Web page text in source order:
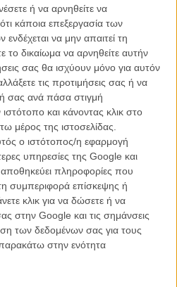
ή να αρνηθείτε να
κάποια επεξεργασία των
να μην απαιτεί τη
το δικαίωμα να αρνηθείτε αυτήν
σας θα ισχύουν μόνο για αυτόν
τις προτιμήσεις σας ή να
σας ανά πάσα στιγμή
και κάνοντας κλικ στο
μέρος της ιστοσελίδας.
ο ιστότοπος/η εφαρμογή
υπηρεσίες της Google και
αποθηκεύει πληροφορίες που
συμπεριφορά επίσκεψης ή
κλικ για να δώσετε ή να
στην Google και τις σημάνσεις
των δεδομένων σας για τους
στην ενότητα
Δεν σε κάνει
η επιτυχία. Είναι
επιφανειακό